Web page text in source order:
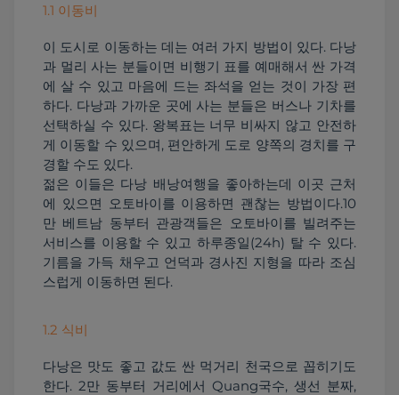
1.1 이동비
이 도시로 이동하는 데는 여러 가지 방법이 있다. 다낭
과 멀리 사는 분들이면 비행기 표를 예매해서 싼 가격
에 살 수 있고 마음에 드는 좌석을 얻는 것이 가장 편
하다. 다낭과 가까운 곳에 사는 분들은 버스나 기차를
선택하실 수 있다. 왕복표는 너무 비싸지 않고 안전하
게 이동할 수 있으며, 편안하게 도로 양쪽의 경치를 구
경할 수도 있다.
젊은 이들은 다낭 배낭여행을 좋아하는데 이곳 근처
에 있으면 오토바이를 이용하면 괜찮는 방법이다.10
만 베트남 동부터 관광객들은 오토바이를 빌려주는
서비스를 이용할 수 있고 하루종일(24h) 탈 수 있다.
기름을 가득 채우고 언덕과 경사진 지형을 따라 조심
스럽게 이동하면 된다.
1.2 식비
다낭은 맛도 좋고 값도 싼 먹거리 천국으로 꼽히기도
한다. 2만 동부터 거리에서 Quang국수, 생선 분짜,